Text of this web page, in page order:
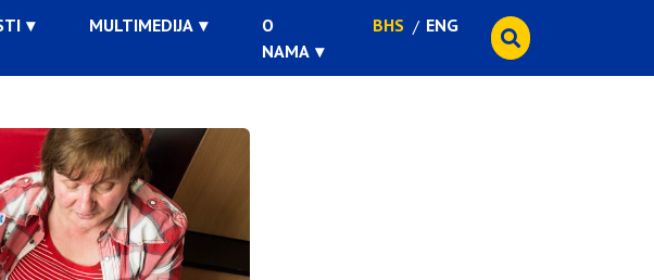
MULTIMEDIJA
O
NAMA
BHS ENG